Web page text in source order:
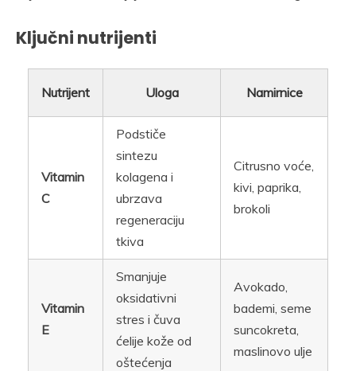
Ključni nutrijenti
Nutrijent Uloga Namirnice
Vitamin
C
Podstiče
sintezu
kolagena i
ubrzava
regeneraciju
tkiva
Citrusno voće,
kivi, paprika,
brokoli
Vitamin
E
Smanjuje
oksidativni
stres i čuva
ćelije kože od
oštećenja
Avokado,
bademi, seme
suncokreta,
maslinovo ulje